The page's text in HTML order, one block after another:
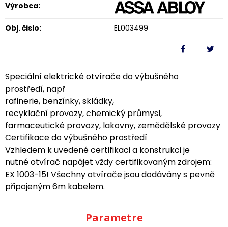
Výrobca:
Obj. čislo: EL003499
Speciální elektrické otvírače do výbušného
prostředí, např
rafinerie, benzínky, skládky,
recyklační provozy, chemický průmysl,
farmaceutické provozy, lakovny, zemědělské provozy
Certifikace do výbušného prostředí
Vzhledem k uvedené certifikaci a konstrukci je
nutné otvírač napájet vždy certifikovaným zdrojem:
EX 1003-15! Všechny otvírače jsou dodávány s pevně
připojeným 6m kabelem.
Parametre